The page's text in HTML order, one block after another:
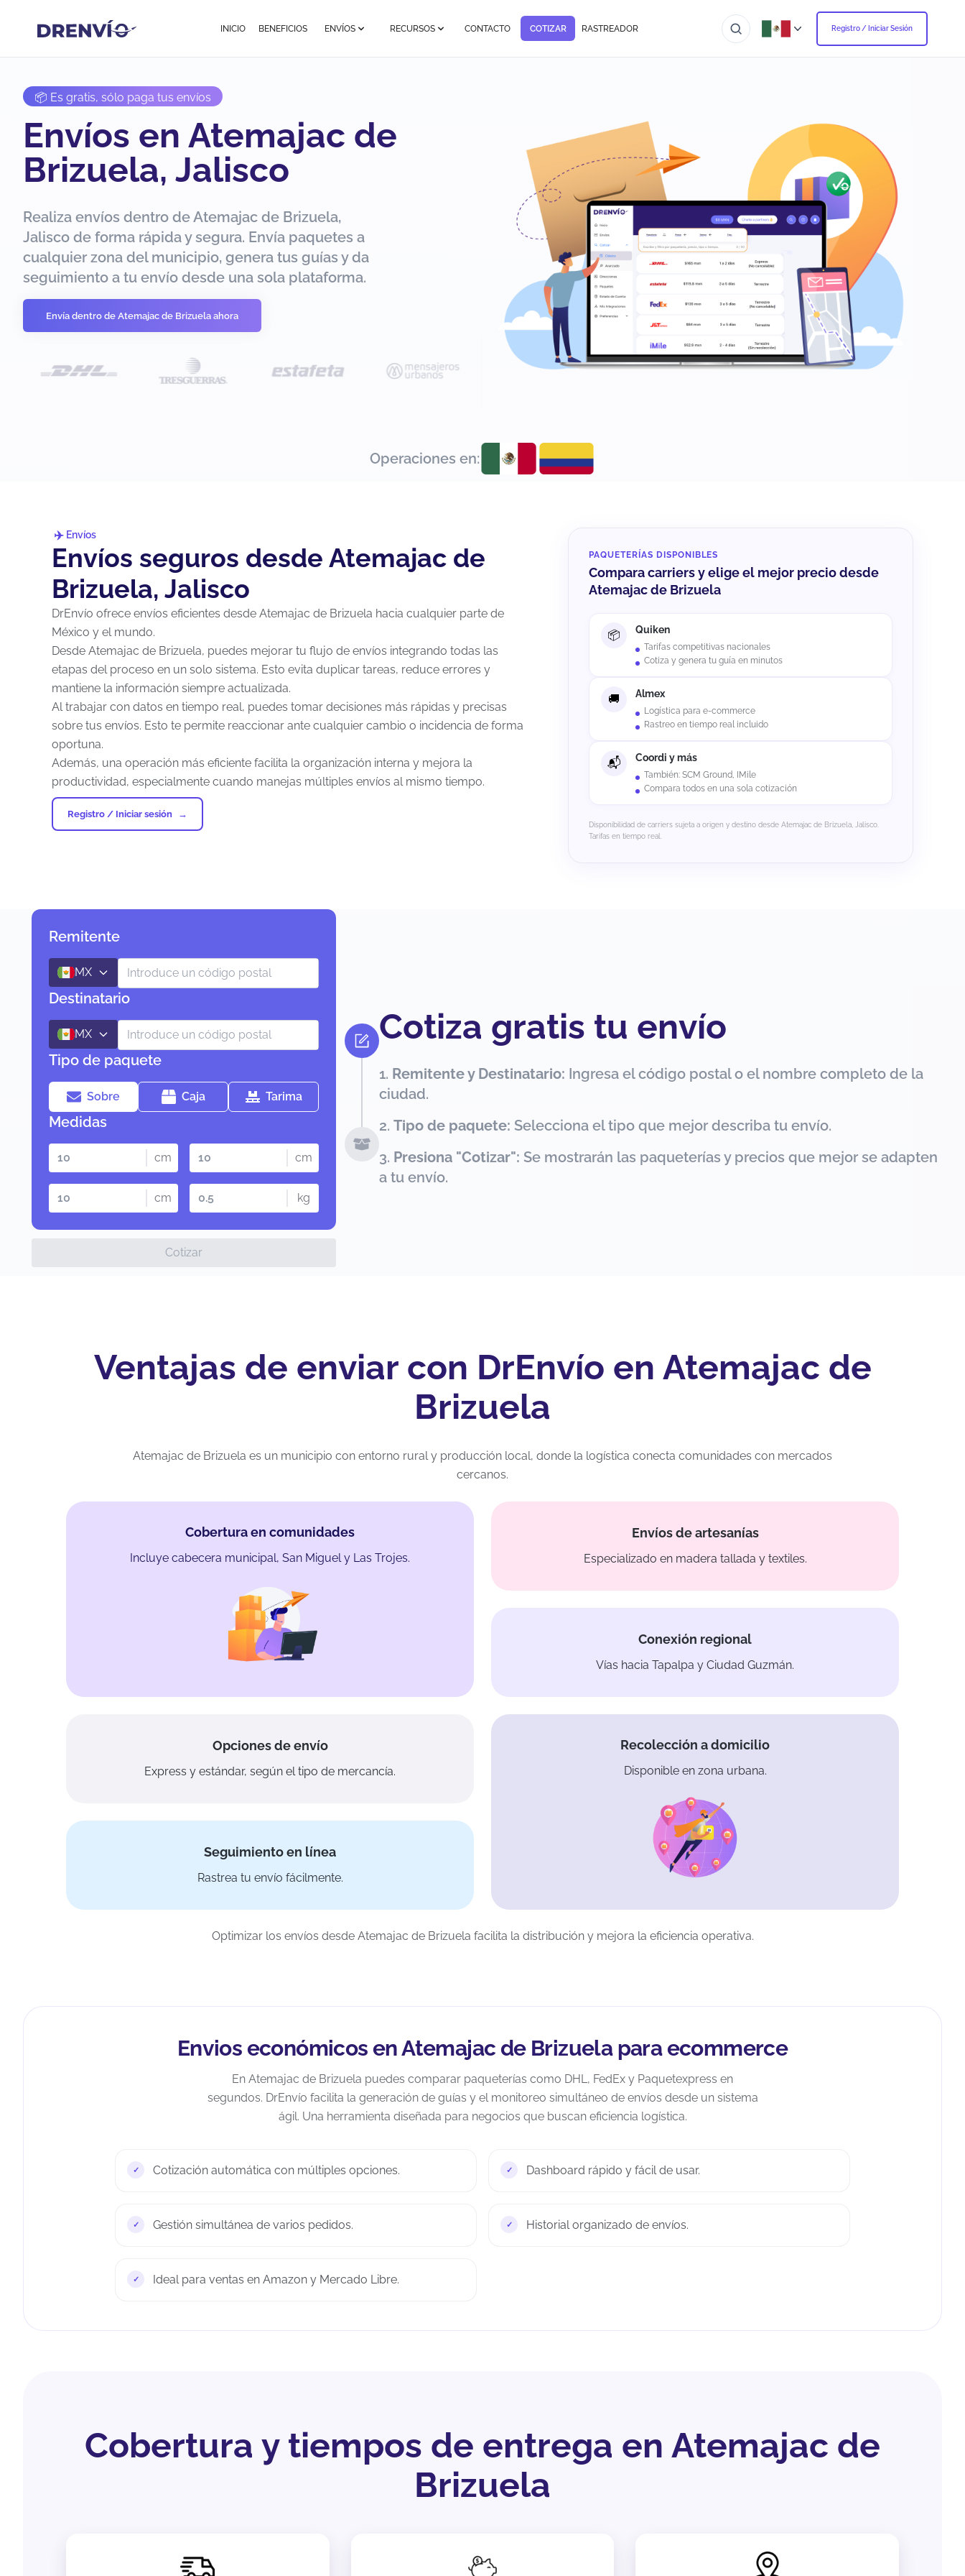
INICIO BENEFICIOS ENVÍOS RECURSOS CONTACTO COTIZAR RASTREADOR Registro / Iniciar Sesión
📦 Es gratis, sólo paga tus envíos
Envíos en Atemajac de
Brizuela, Jalisco
Realiza envíos dentro de Atemajac de Brizuela,
Jalisco de forma rápida y segura. Envía paquetes a
cualquier zona del municipio, genera tus guías y da
seguimiento a tu envío desde una sola plataforma.
Envía dentro de Atemajac de Brizuela ahora
Operaciones en:
Envíos
Envíos seguros desde Atemajac de
Brizuela, Jalisco
DrEnvío ofrece envíos eficientes desde Atemajac de Brizuela hacia cualquier parte de
México y el mundo.
Desde Atemajac de Brizuela, puedes mejorar tu flujo de envíos integrando todas las
etapas del proceso en un solo sistema. Esto evita duplicar tareas, reduce errores y
mantiene la información siempre actualizada.
Al trabajar con datos en tiempo real, puedes tomar decisiones más rápidas y precisas
sobre tus envíos. Esto te permite reaccionar ante cualquier cambio o incidencia de forma
oportuna.
Además, una operación más eficiente facilita la organización interna y mejora la
productividad, especialmente cuando manejas múltiples envíos al mismo tiempo.
Registro / Iniciar sesión
PAQUETERÍAS DISPONIBLES
Compara carriers y elige el mejor precio desde
Atemajac de Brizuela
Quiken
Tarifas competitivas nacionales
Cotiza y genera tu guía en minutos
Almex
Logística para e-commerce
Rastreo en tiempo real incluido
Coordi y más
También: SCM Ground, IMile
Compara todos en una sola cotización
Disponibilidad de carriers sujeta a origen y destino desde Atemajac de Brizuela, Jalisco.
Tarifas en tiempo real.
Remitente
MX
Destinatario
MX
Tipo de paquete
Sobre Caja Tarima
Medidas
cm cm
cm kg
Cotizar
Cotiza gratis tu envío
Remitente y Destinatario: Ingresa el código postal o el nombre completo de la
ciudad.
Tipo de paquete: Selecciona el tipo que mejor describa tu envío.
Presiona "Cotizar": Se mostrarán las paqueterías y precios que mejor se adapten
a tu envío.
Ventajas de enviar con DrEnvío en Atemajac de
Brizuela
Atemajac de Brizuela es un municipio con entorno rural y producción local, donde la logística conecta comunidades con mercados
cercanos.
Cobertura en comunidades
Incluye cabecera municipal, San Miguel y Las Trojes.
Envíos de artesanías
Especializado en madera tallada y textiles.
Conexión regional
Vías hacia Tapalpa y Ciudad Guzmán.
Opciones de envío
Express y estándar, según el tipo de mercancía.
Recolección a domicilio
Disponible en zona urbana.
Seguimiento en línea
Rastrea tu envío fácilmente.
Optimizar los envíos desde Atemajac de Brizuela facilita la distribución y mejora la eficiencia operativa.
Envios económicos en Atemajac de Brizuela para ecommerce
En Atemajac de Brizuela puedes comparar paqueterías como DHL, FedEx y Paquetexpress en
segundos. DrEnvío facilita la generación de guías y el monitoreo simultáneo de envíos desde un sistema
ágil. Una herramienta diseñada para negocios que buscan eficiencia logística.
Cotización automática con múltiples opciones. Dashboard rápido y fácil de usar.
Gestión simultánea de varios pedidos. Historial organizado de envíos.
Ideal para ventas en Amazon y Mercado Libre.
Cobertura y tiempos de entrega en Atemajac de
Brizuela